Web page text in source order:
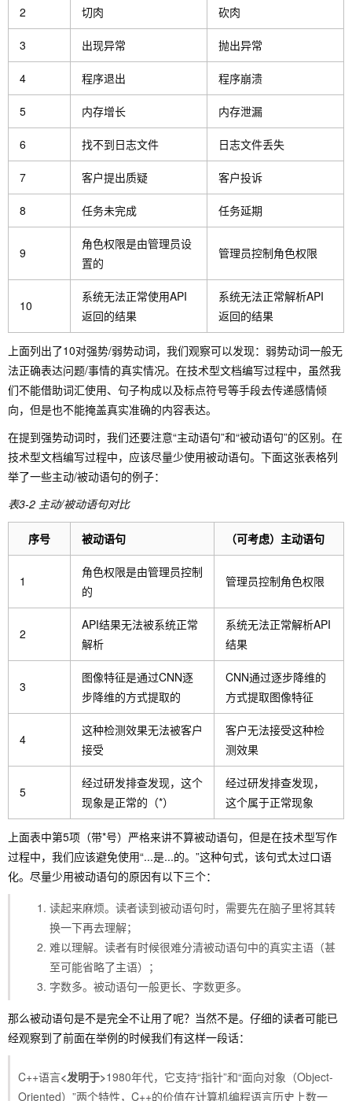
2 切肉 砍肉
3 出现异常 抛出异常
4 程序退出 程序崩溃
5 内存增长 内存泄漏
6 找不到日志文件 日志文件丢失
7 客户提出质疑 客户投诉
8 任务未完成 任务延期
9
角色权限是由管理员设
置的
管理员控制角色权限
10
系统无法正常使用API
返回的结果
系统无法正常解析API
返回的结果
上面列出了10对强势/弱势动词，我们观察可以发现：弱势动词一般无
法正确表达问题/事情的真实情况。在技术型文档编写过程中，虽然我
们不能借助词汇使用、句子构成以及标点符号等手段去传递感情倾
向，但是也不能掩盖真实准确的内容表达。
在提到强势动词时，我们还要注意“主动语句”和“被动语句”的区别。在
技术型文档编写过程中，应该尽量少使用被动语句。下面这张表格列
举了一些主动/被动语句的例子：
表3-2 主动/被动语句对比
序号 被动语句 （可考虑）主动语句
1
角色权限是由管理员控制
的
管理员控制角色权限
2
API结果无法被系统正常
解析
系统无法正常解析API
结果
3
图像特征是通过CNN逐
步降维的方式提取的
CNN通过逐步降维的
方式提取图像特征
4
这种检测效果无法被客户
接受
客户无法接受这种检
测效果
5
经过研发排查发现，这个
现象是正常的（*）
经过研发排查发现，
这个属于正常现象
上面表中第5项（带*号）严格来讲不算被动语句，但是在技术型写作
过程中，我们应该避免使用“...是...的。”这种句式，该句式太过口语
化。尽量少用被动语句的原因有以下三个：
读起来麻烦。读者读到被动语句时，需要先在脑子里将其转
换一下再去理解；
难以理解。读者有时候很难分清被动语句中的真实主语（甚
至可能省略了主语）；
字数多。被动语句一般更长、字数更多。
那么被动语句是不是完全不让用了呢？当然不是。仔细的读者可能已
经观察到了前面在举例的时候我们有这样一段话：
C++语言<发明于>1980年代，它支持“指针”和“面向对象（Object-
Oriented）”两个特性，C++的价值在计算机编程语言历史上数一